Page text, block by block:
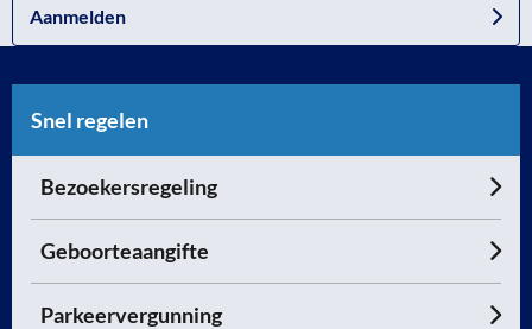
Aanmelden
Snel regelen
Bezoekersregeling
Geboorteaangifte
Parkeervergunning